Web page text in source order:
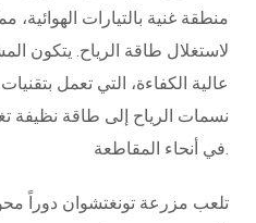
منطقة غنية بالتيارات الهوائية،
لاستغلال طاقة الرياح. يتكون
عالية الكفاءة، التي تعمل
نسمات الرياح إلى طاقة نظيفة
في أنحاء المقاطعة.
تلعب مزرعة تونغتشوان دوراً